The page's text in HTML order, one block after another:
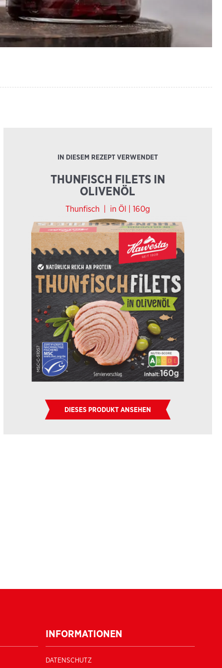
IN DIESEM REZEPT VERWENDET
THUNFISCH FILETS IN
OLIVENÖL
Thunfisch in Öl | 160g
DIESES PRODUKT ANSEHEN
INFORMATIONEN
DATENSCHUTZ